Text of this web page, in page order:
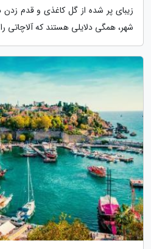
زیبای پر شده از گل کاغذی و قدم
شهر، همگی دلایلی هستند که آلاچاتی